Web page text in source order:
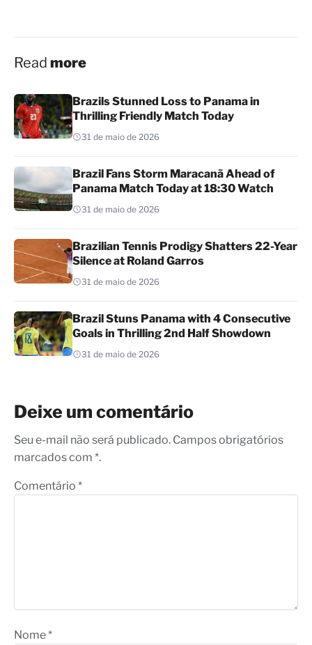
Read more
Brazils Stunned Loss to Panama in
Thrilling Friendly Match Today
31 de maio de 2026
Brazil Fans Storm Maracanã Ahead of
Panama Match Today at 18:30 Watch
31 de maio de 2026
Brazilian Tennis Prodigy Shatters 22-Year
Silence at Roland Garros
31 de maio de 2026
Brazil Stuns Panama with 4 Consecutive
Goals in Thrilling 2nd Half Showdown
31 de maio de 2026
Deixe um comentário
Seu e-mail não será publicado. Campos obrigatórios
marcados com *.
Comentário *
Nome*